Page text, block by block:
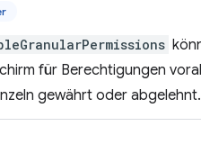
für Berechtigungen
gewährt oder abgelehnt.